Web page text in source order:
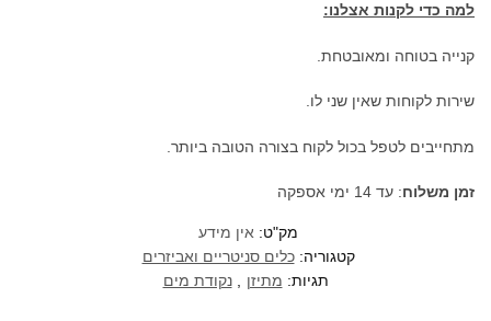
למה כדי לקנות אצלנו:
קנייה בטוחה ומאובטחת.
שירות לקוחות שאין שני לו.
מתחייבים לטפל בכול לקוח בצורה הטובה ביותר.
זמן משלוח: עד 14 ימי אספקה
מק"ט: אין מידע
קטגוריה:כלים סניטריים ואביזרים
תגיות: מתיזן ,נקודת מים